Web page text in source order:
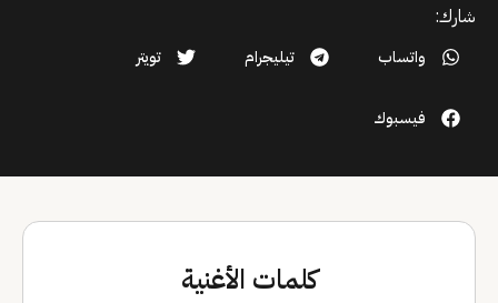
شارك:
واتساب تيليجرام تويتر
فيسبوك
كلمات الأغنية